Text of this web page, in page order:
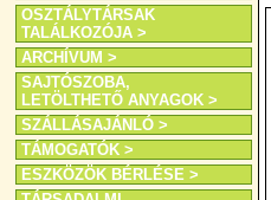
OSZTÁLYTÁRSAK
TALÁLKOZÓJA >
ARCHÍVUM >
SAJTÓSZOBA,
LETÖLTHETŐ ANYAGOK >
SZÁLLÁSAJÁNLÓ >
TÁMOGATÓK >
ESZKÖZÖK BÉRLÉSE >